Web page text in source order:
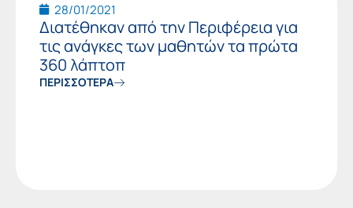
28/01/2021
Διατέθηκαν από την Περιφέρεια για
τις ανάγκες των μαθητών τα πρώτα
360 λάπτοπ
ΠΕΡΙΣΣΟΤΕΡΑ